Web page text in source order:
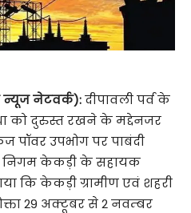
नेटवर्क):दीपावली पर्व के
को दुरुस्त रखने के मद्देनजर
पॉवर उपभोग पर पाबंदी
निगम केकड़ी के सहायक
कि केकड़ी ग्रामीण एवं शहरी
29 अक्टूबर से 2 नवम्बर